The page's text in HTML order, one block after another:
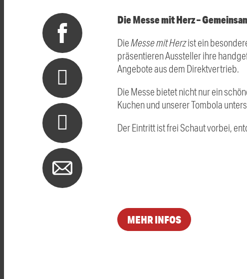
Die Messe mit Herz –
DieMesse mit Herzist ein
präsentieren Aussteller ihre
Angebote aus dem Direktvertrieb.
Die Messe bietet nicht nur ein
Kuchen und unserer Tombola
Der Eintritt ist frei Schaut vorbei,
MEHR INFOS